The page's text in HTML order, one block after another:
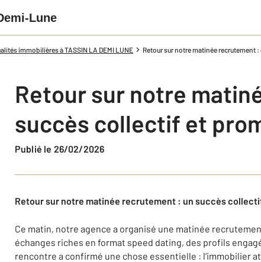
Lune
immobilières à TASSIN LA DEMI LUNE Retour sur notre matinée recrutement
Retour sur notre
succès collectif et
Publié le 26/02/2026
Retour sur notre matinée recrutement : un succès
Ce matin, notre agence a organisé une matinée
échanges riches en format speed dating, des profils
rencontre a confirmé une chose essentielle : l’immobilier